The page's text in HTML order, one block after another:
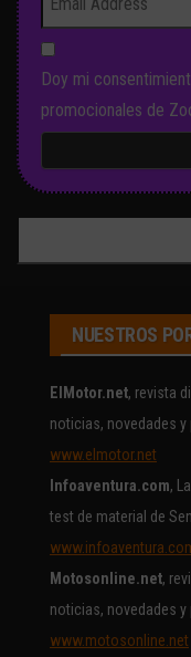
Doy mi
promocionales de
NUESTROS
ElMotor.net, revista
noticias, novedades
www.elmotor.net
Infoaventura.com,
test de material de
Motosonline.net,
noticias, novedades
www.motosonline.net